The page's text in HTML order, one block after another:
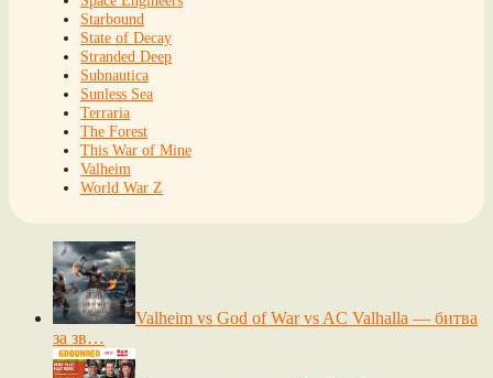
Starbound
State of Decay
Stranded Deep
Subnautica
Sunless Sea
Terraria
The Forest
This War of Mine
Valheim
World War Z
Valheim vs God of War vs AC Valhalla — битва
за зв…